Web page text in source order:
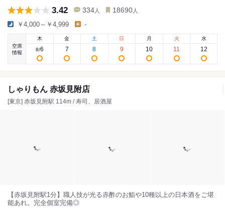
3.42 334 人 18690 人
￥4,000～￥4,999 -
空席
情報
木
8/6
金
7
土
8
日
9
月
10
火
11
水
12
しゃりもん 赤坂見附店
[東京] 赤坂見附駅 114m / 寿司、居酒屋
【赤坂見附駅1分】職人技が光る赤酢のお鮨や10種以上の日本酒をご堪
能あれ。完全個室完備◎